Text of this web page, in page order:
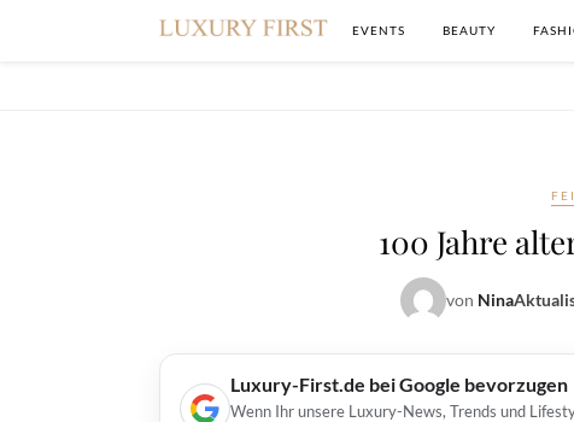
EVENTS BEAUTY
100 Jahre
von Nina
Luxury-First.de bei Google bevorzugen
Wenn Ihr unsere Luxury-News, Trends und